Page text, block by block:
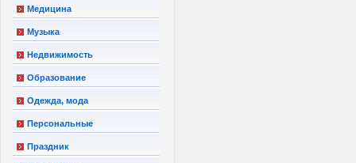
Медицина
Музыка
Недвижимость
Образование
Одежда, мода
Персональные
Праздник